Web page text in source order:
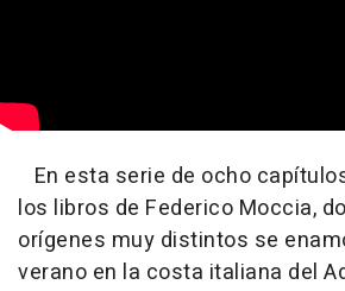
En esta serie de ocho
los libros de Federico Moccia,
orígenes muy distintos se
verano en la costa italiana del